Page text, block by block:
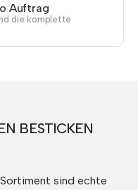
Auftrag
die komplette
BESTICKEN
sind echte